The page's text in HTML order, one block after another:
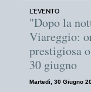
L'EVENTO
"Dopo la
Viareggio:
prestigiosa
30 giugno
Martedì, 30 Giugno